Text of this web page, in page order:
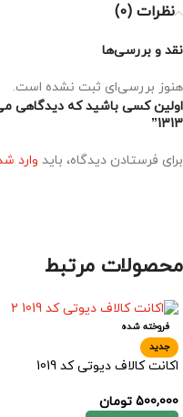
نظرات (0)
نقد و بررسی‌ها
هنوز بررسی‌ای ثبت نشده است.
اولین کسی باشید که دیدگاهی
1313”
برای فرستادن دیدگاه، باید وارد
محصولات مرتبط
فروخته شده
جدید
اکانت کالاف دیوتی کد 1019
500,000 تومان